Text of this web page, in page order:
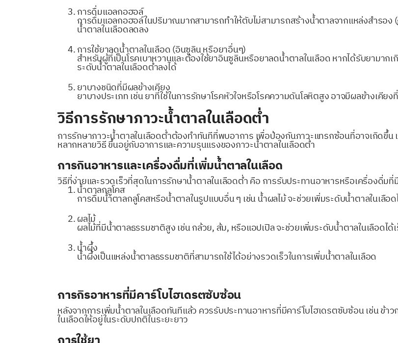
การดื่มแอลกอฮอล์
การดื่มแอลกอฮอล์ในปริมาณมากสามารถทำให้ตับไม่สามารถสร้างน้ำตาลจากแหล่งสำรอง
น้ำตาลในเลือดลดลง
การใช้ยาลดน้ำตาลในเลือด (อินซูลิน หรือยาอื่นๆ)
สำหรับผู้ที่เป็นโรคเบาหวานและต้องใช้ยาอินซูลินหรือยาลดน้ำตาลในเลือด หากได้รับยามาก
ระดับน้ำตาลในเลือดต่ำลงได้
ยาบางชนิดที่มีผลข้างเคียง
ยาบางประเภท เช่น ยาที่ใช้ในการรักษาโรคหัวใจหรือโรคความดันโลหิตสูง อาจมีผลข้างเคีย
วิธีการรักษาภาวะน้ำตาลในเลือดต่ำ
การรักษาภาวะน้ำตาลในเลือดต่ำต้องทำทันทีที่พบอาการ เพื่อป้องกันภาวะแทรกซ้อนที่อาจเกิดขึ้
หลากหลายวิธี ขึ้นอยู่กับอาการและความรุนแรงของภาวะน้ำตาลในเลือดต่ำ
การกินอาหารและเครื่องดื่มที่เพิ่มน้ำตาลในเลือด
วิธีที่ง่ายและรวดเร็วที่สุดในการรักษาน้ำตาลในเลือดต่ำ คือ การรับประทานอาหารหรือเครื่องดื่ม
น้ำตาลกลูโคส
การดื่มน้ำตาลกลูโคสหรือน้ำตาลในรูปแบบอื่น ๆ เช่น น้ำผลไม้ จะช่วยเพิ่มระดับน้ำตาลในเลื
ผลไม้
ผลไม้ที่มีน้ำตาลธรรมชาติสูง เช่น กล้วย, ส้ม, หรือแอปเปิล จะช่วยเพิ่มระดับน้ำตาลในเลือดได้
น้ำผึ้ง
น้ำผึ้งเป็นแหล่งน้ำตาลธรรมชาติที่สามารถใช้ได้อย่างรวดเร็วในการเพิ่มน้ำตาลในเลือด
การกิรอาหารที่มีคาร์โบไฮเดรตซับซ้อน
หลังจากการเพิ่มน้ำตาลในเลือดทันทีแล้ว ควรรับประทานอาหารที่มีคาร์โบไฮเดรตซับซ้อน เช่น ข้
ในเลือดให้อยู่ในระดับปกติในระยะยาว